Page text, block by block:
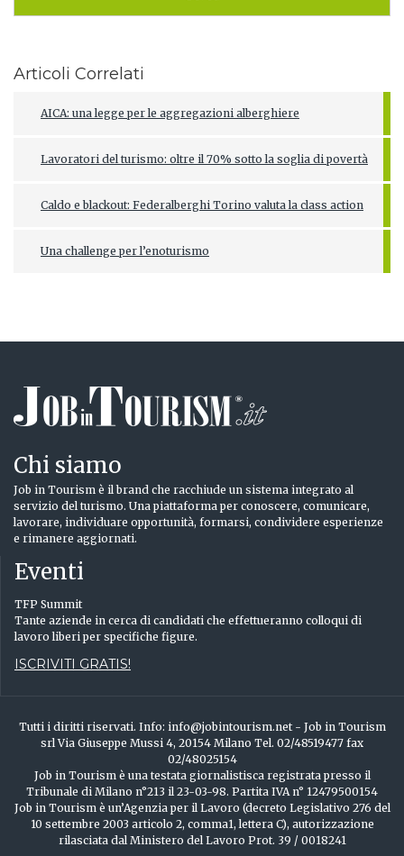
Articoli Correlati
AICA: una legge per le aggregazioni alberghiere
Lavoratori del turismo: oltre il 70% sotto la soglia di povertà
Caldo e blackout: Federalberghi Torino valuta la class action
Una challenge per l’enoturismo
Chi siamo
Job in Tourism è il brand che racchiude un sistema integrato al
servizio del turismo. Una piattaforma per conoscere, comunicare,
lavorare, individuare opportunità, formarsi, condividere esperienze
e rimanere aggiornati.
Eventi
TFP Summit
Tante aziende in cerca di candidati che effettueranno colloqui di
lavoro liberi per specifiche figure.
ISCRIVITI GRATIS!
Tutti i diritti riservati. Info: info@jobintourism.net - Job in Tourism
srl Via Giuseppe Mussi 4, 20154 Milano Tel. 02/48519477 fax
02/48025154
Job in Tourism è una testata giornalistisca registrata presso il
Tribunale di Milano n°213 il 23-03-98. Partita IVA n° 12479500154
Job in Tourism è un’Agenzia per il Lavoro (decreto Legislativo 276 del
10 settembre 2003 articolo 2, comma1, lettera C), autorizzazione
rilasciata dal Ministero del Lavoro Prot. 39 / 0018241